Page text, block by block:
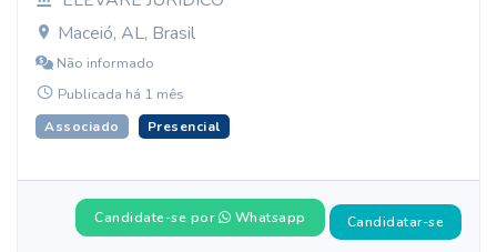
Maceió, AL, Brasil
Não informado
Publicada há 1 mês
Associado Presencial
Candidate-se por Whatsapp Candidatar-se